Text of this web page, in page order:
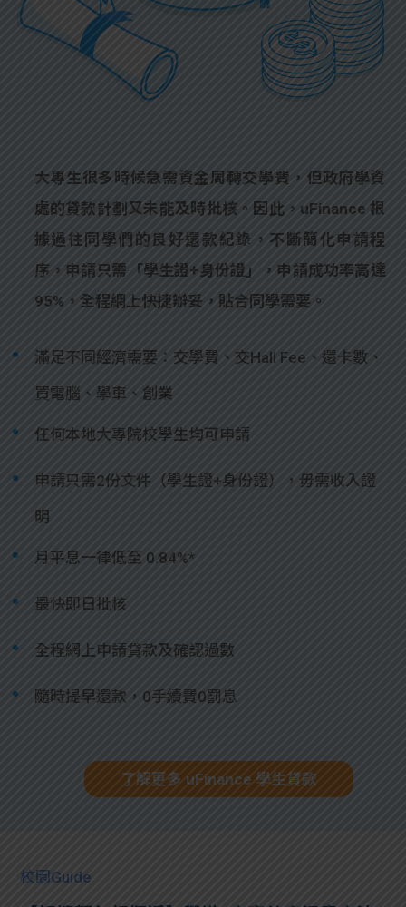
大專生很多時候急需資金周轉交學費，但政府學資
處的貸款計劃又未能及時批核。因此，uFinance 根
據過往同學們的良好還款紀錄，不斷簡化申請程
序，申請只需「學生證+身份證」，申請成功率高達
95%，全程網上快捷辦妥，貼合同學需要。
滿足不同經濟需要：交學費、交Hall Fee、還卡數、
買電腦、學車、創業
任何本地大專院校學生均可申請
申請只需2份文件（學生證+身份證），毋需收入證
明
月平息一律低至 0.84%*
最快即日批核
全程網上申請貸款及確認過數
隨時提早還款，0手續費0罰息
了解更多 uFinance 學生貸款
校園Guide